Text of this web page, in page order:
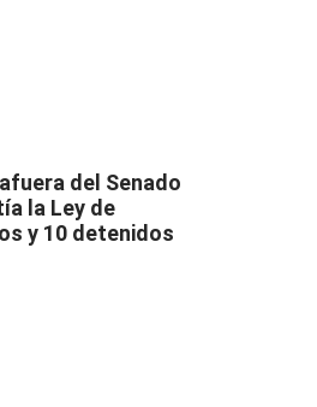
del Senado
la Ley de
y 10 detenidos